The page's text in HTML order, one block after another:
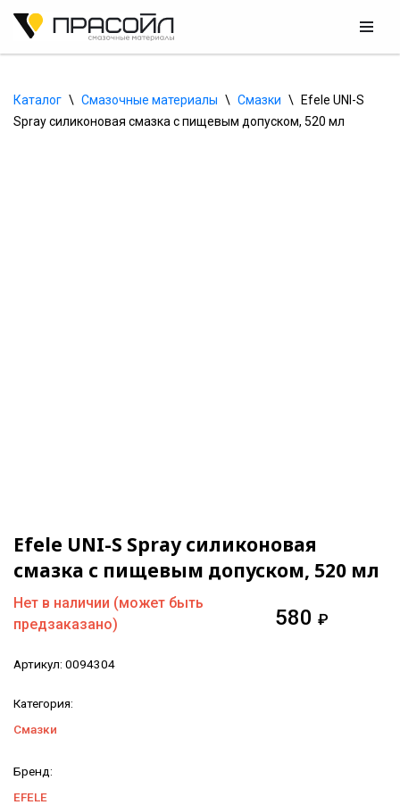
содержимому
Каталог \ Смазочные материалы \ Смазки \
Efele UNI-S
Spray силиконовая смазка с пищевым допуском, 520 мл
Efele UNI-S Spray силиконовая
смазка с пищевым допуском, 520 мл
580 ₽
Нет в наличии (может быть
предзаказано)
Артикул: 0094304
Категория:
Смазки
Бренд:
EFELE